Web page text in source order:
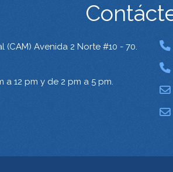
Avenida 2 Norte #10 - 70.
a 12 pm y de 2 pm a 5 pm.